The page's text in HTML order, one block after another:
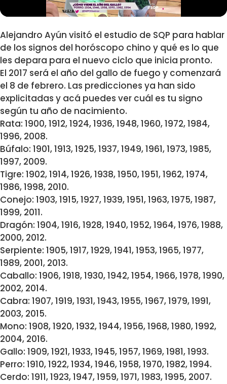
Alejandro Ayún visitó el estudio de SQP para hablar
de los signos del horóscopo chino y qué es lo que
les depara para el nuevo ciclo que inicia pronto.
El 2017 será el año del gallo de fuego y comenzará
el 8 de febrero. Las predicciones ya han sido
explicitadas y acá puedes ver cuál es tu signo
según tu año de nacimiento.
Rata: 1900, 1912, 1924, 1936, 1948, 1960, 1972, 1984,
1996, 2008.
Búfalo: 1901, 1913, 1925, 1937, 1949, 1961, 1973, 1985,
1997, 2009.
Tigre: 1902, 1914, 1926, 1938, 1950, 1951, 1962, 1974,
1986, 1998, 2010.
Conejo: 1903, 1915, 1927, 1939, 1951, 1963, 1975, 1987,
1999, 2011.
Dragón: 1904, 1916, 1928, 1940, 1952, 1964, 1976, 1988,
2000, 2012.
Serpiente: 1905, 1917, 1929, 1941, 1953, 1965, 1977,
1989, 2001, 2013.
Caballo: 1906, 1918, 1930, 1942, 1954, 1966, 1978, 1990,
2002, 2014.
Cabra: 1907, 1919, 1931, 1943, 1955, 1967, 1979, 1991,
2003, 2015.
Mono: 1908, 1920, 1932, 1944, 1956, 1968, 1980, 1992,
2004, 2016.
Gallo: 1909, 1921, 1933, 1945, 1957, 1969, 1981, 1993.
Perro: 1910, 1922, 1934, 1946, 1958, 1970, 1982, 1994.
Cerdo: 1911, 1923, 1947, 1959, 1971, 1983, 1995, 2007.